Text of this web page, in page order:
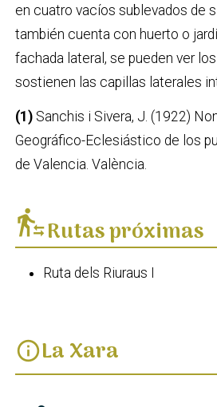
en cuatro vacíos sublevados de
también cuenta con huerto o
fachada lateral, se pueden ver
sostienen las capillas laterales
(1) Sanchis i Sivera, J. (1922)
Geográfico-Eclesiástico de los
de Valencia. València.
transfer_within_a_stationRutas próximas
Ruta dels Riuraus I
infoLa Xara